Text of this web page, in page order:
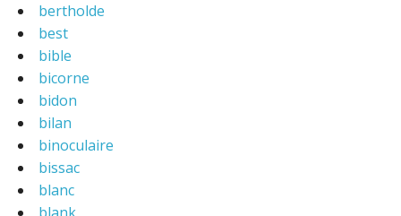
bertholde
best
bible
bicorne
bidon
bilan
binoculaire
bissac
blanc